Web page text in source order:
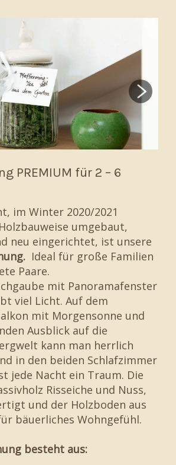
PREMIUM für 2 – 6
im Winter 2020/2021
umgebaut,
neu eingerichtet, ist unsere
Ideal für große Familien
Paare.
mit Panoramafenster
viel Licht. Auf dem
mit Morgensonne und
Ausblick auf die
kann man herrlich
in den beiden Schlafzimmer
jede Nacht ein Traum. Die
Risseiche und Nuss,
und der Holzboden aus
bäuerliches Wohngefühl.
besteht aus: